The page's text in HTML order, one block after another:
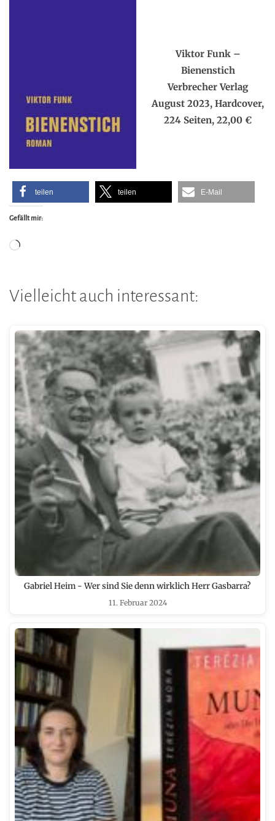
Viktor Funk –
Bienenstich
Verbrecher Verlag
August 2023, Hardcover,
224 Seiten, 22,00 €
teilen teilen E-Mail
Gefällt mir:
Wird
Vielleicht auch interessant:
Gabriel Heim - Wer sind Sie denn wirklich Herr Gasbarra?
11. Februar 2024